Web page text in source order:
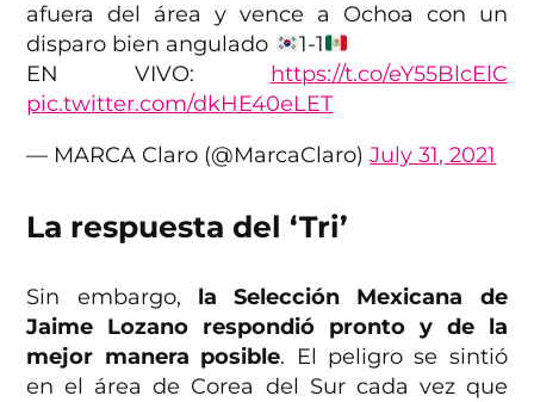
afuera del área y vence a Ochoa con un
disparo bien angulado
1-1
EN VIVO: https://t.co/eY55BlcElC
pic.twitter.com/dkHE40eLET
— MARCA Claro (@MarcaClaro)July 31, 2021
La respuesta del ‘Tri’
Sin embargo, la Selección Mexicana de
Jaime Lozano respondió pronto y de la
mejor manera posible. El peligro se sintió
en el área de Corea del Sur cada vez que